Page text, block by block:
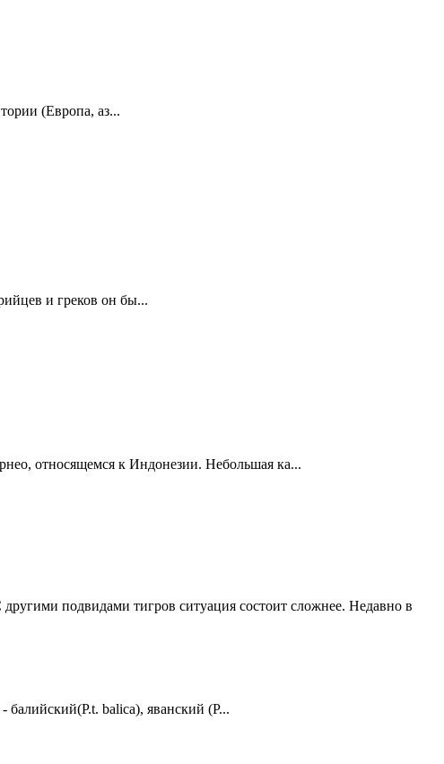
(Европа, аз...
и греков он бы...
относящемся к Индонезии. Небольшая ка...
подвидами тигров ситуация состоит сложнее. Недавно в
балийский(P.t. balica), яванский (P...